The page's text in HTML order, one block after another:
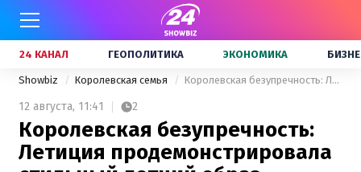
24 КАНАЛ ГЕОПОЛИТИКА ЭКОНОМИКА
Showbiz Королевская семья Королевская безупречность: Летиция продемонстрировала стильный летний образ
12 августа, 11:41 2
Королевская безупречность:
Летиция продемонстрировала